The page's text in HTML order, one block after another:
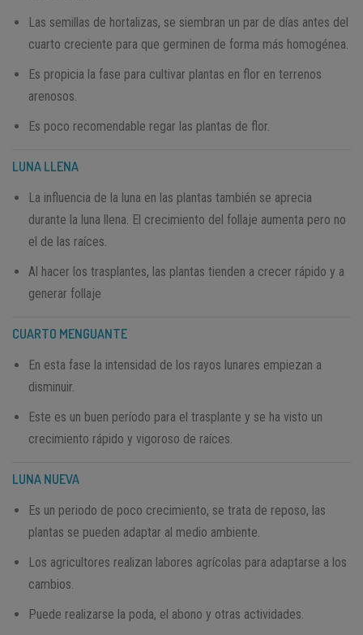
Las semillas de hortalizas, se siembran un par de días antes del
cuarto creciente para que germinen de forma más homogénea.
Es propicia la fase para cultivar plantas en flor en terrenos
arenosos.
Es poco recomendable regar las plantas de flor.
LUNA LLENA
La influencia de la luna en las plantas también se aprecia
durante la luna llena. El crecimiento del follaje aumenta pero no
el de las raíces.
Al hacer los trasplantes, las plantas tienden a crecer rápido y a
generar follaje
CUARTO MENGUANTE
En esta fase la intensidad de los rayos lunares empiezan a
disminuir.
Este es un buen período para el trasplante y se ha visto un
crecimiento rápido y vigoroso de raíces.
LUNA NUEVA
Es un periodo de poco crecimiento, se trata de reposo, las
plantas se pueden adaptar al medio ambiente.​
Los agricultores realizan labores agrícolas para adaptarse a los
cambios.
Puede realizarse la poda, el abono y otras actividades.